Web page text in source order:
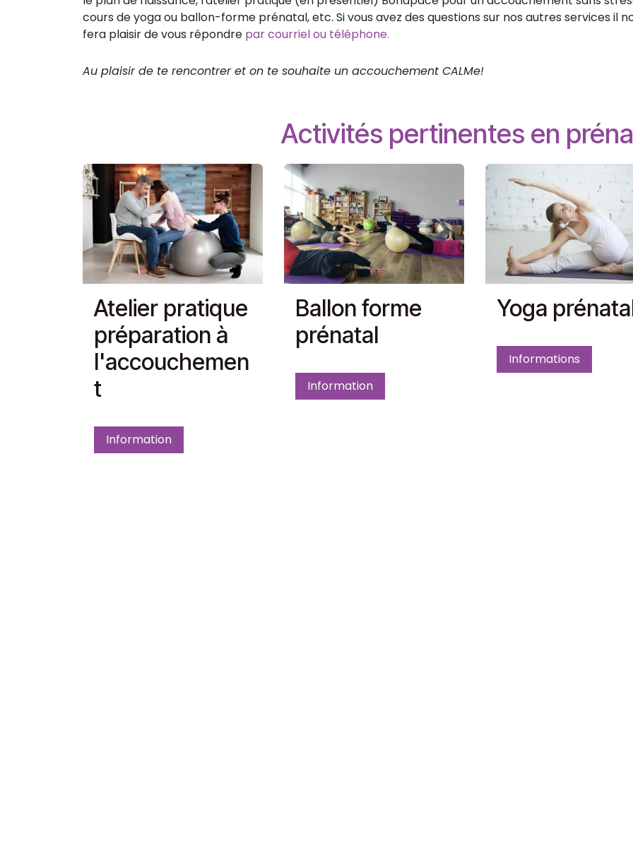
cours de yoga ou ballon-forme prénatal, etc. Si vous avez des questions sur nos autres services il
fera plaisir de vous répondre par courriel ou téléphone.
Au plaisir de te rencontrer et on te souhaite un accouchement CALMe!
Activités pertinentes en
Atelier pratique
préparation à
l'accouchemen
t
Information
Ballon forme
prénatal
Information
Yoga
Informations